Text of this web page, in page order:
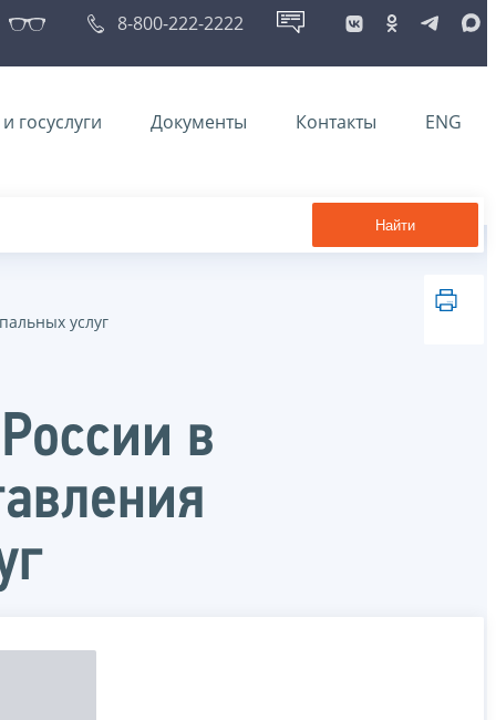
8-800-222-2222
госуслуги Документы Контакты ENG
Найти
услуг
в